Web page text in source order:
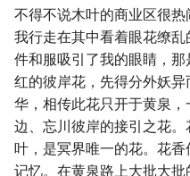
不得不说木叶的商业区很
我行走在其中看着眼花缭
件和服吸引了我的眼睛，
红的彼岸花，先得分外妖异
华，相传此花只开于黄泉
边、忘川彼岸的接引之花
叶，是冥界唯一的花。花
记忆。在黄泉路上大批大